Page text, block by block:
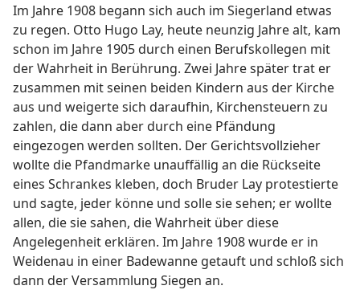
Im Jahre 1908 begann sich auch im Siegerland etwas
zu regen. Otto Hugo Lay, heute neunzig Jahre alt, kam
schon im Jahre 1905 durch einen Berufskollegen mit
der Wahrheit in Berührung. Zwei Jahre später trat er
zusammen mit seinen beiden Kindern aus der Kirche
aus und weigerte sich daraufhin, Kirchensteuern zu
zahlen, die dann aber durch eine Pfändung
eingezogen werden sollten. Der Gerichtsvollzieher
wollte die Pfandmarke unauffällig an die Rückseite
eines Schrankes kleben, doch Bruder Lay protestierte
und sagte, jeder könne und solle sie sehen; er wollte
allen, die sie sahen, die Wahrheit über diese
Angelegenheit erklären. Im Jahre 1908 wurde er in
Weidenau in einer Badewanne getauft und schloß sich
dann der Versammlung Siegen an.